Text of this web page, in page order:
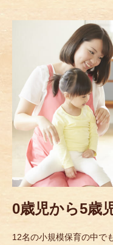
0歳児から5歳
12名の小規模保育の中で